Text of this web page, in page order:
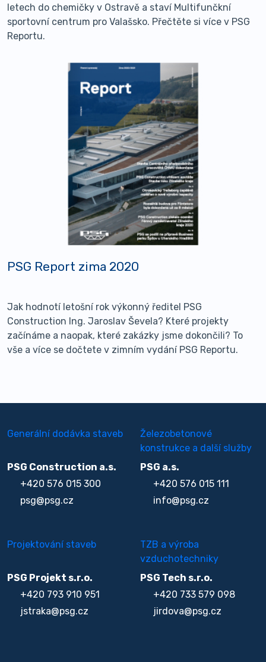
letech do chemičky v Ostravě a staví Multifunčkní
sportovní centrum pro Valašsko. Přečtěte si více v PSG
Reportu.
PSG Report zima 2020
Jak hodnotí letošní rok výkonný ředitel PSG
Construction Ing. Jaroslav Ševela? Které projekty
začínáme a naopak, které zakázky jsme dokončili? To
vše a více se dočtete v zimním vydání PSG Reportu.
Generální dodávka staveb
PSG Construction a.s.
+420 576 015 300
psg@psg.cz
Železobetonové
konstrukce a další služby
PSG a.s.
+420 576 015 111
info@psg.cz
Projektování staveb
PSG Projekt s.r.o.
+420 793 910 951
jstraka@psg.cz
TZB a výroba
vzduchotechniky
PSG Tech s.r.o.
+420 733 579 098
jirdova@psg.cz